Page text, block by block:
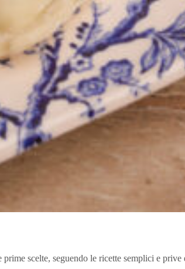
scelte, seguendo le ricette semplici e